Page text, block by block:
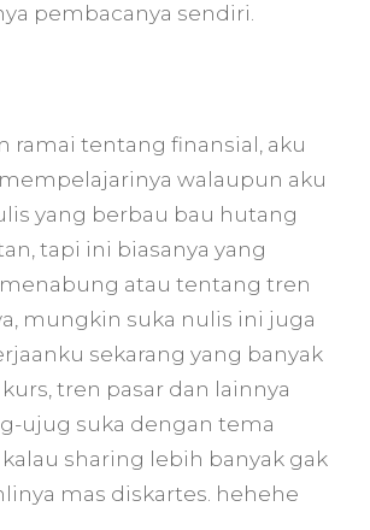
pembacanya sendiri.
ramai tentang finansial, aku
walaupun aku
yang berbau bau hutang
tapi ini biasanya yang
atau tentang tren
mungkin suka nulis ini juga
sekarang yang banyak
tren pasar dan lainnya
ujug suka dengan tema
sharing lebih banyak gak
mas diskartes. hehehe